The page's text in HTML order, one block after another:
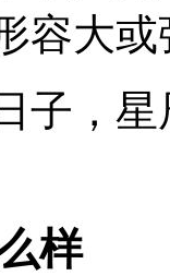
容大
子，
样